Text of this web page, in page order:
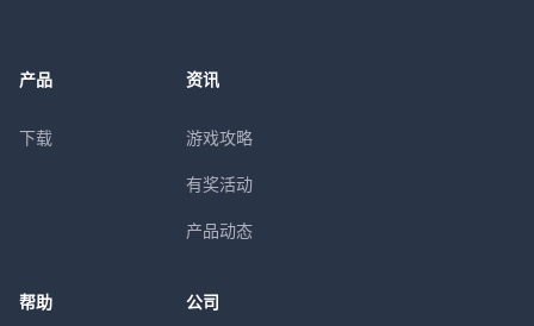
产品
下载
资讯
游戏攻略
有奖活动
产品动态
帮助 公司